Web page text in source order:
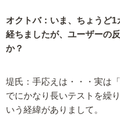
オクトバ：いま、ちょうど1
経ちましたが、ユーザーの
か？
堤氏：手応えは・・・実は
でにかなり長いテストを繰
いう経緯がありまして。